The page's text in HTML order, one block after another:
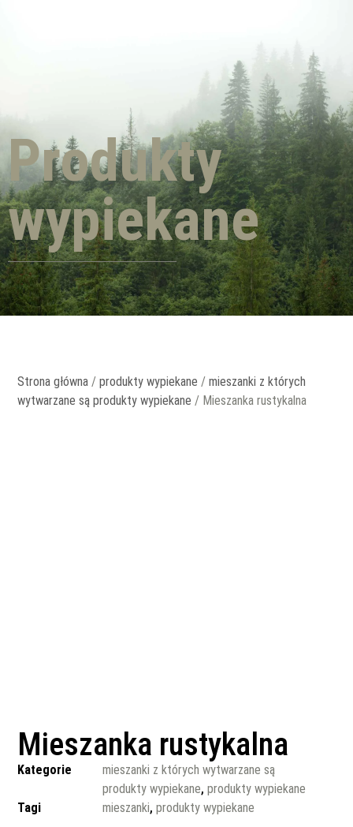
Produkty
wypiekane
Strona główna /produkty wypiekane /mieszanki z których
wytwarzane są produkty wypiekane / Mieszanka rustykalna
Mieszanka rustykalna
Kategorie
mieszanki z których wytwarzane są
produkty wypiekane,produkty wypiekane
Tagi
mieszanki,produkty wypiekane